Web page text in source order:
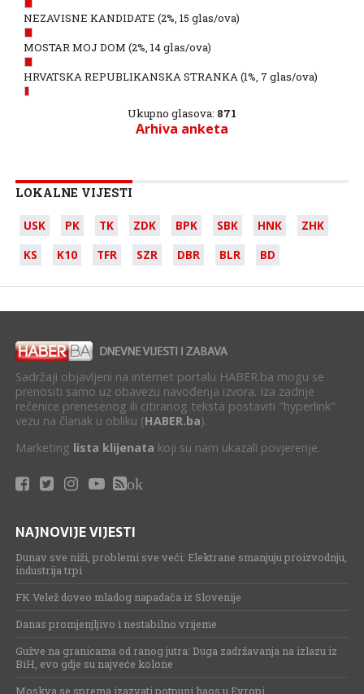
NEZAVISNE KANDIDATE (2%, 15 glas/ova)
MOSTAR MOJ DOM (2%, 14 glas/ova)
HRVATSKA REPUBLIKANSKA STRANKA(1%, 7 glas/ova)
Ukupno glasova: 871
Arhiva anketa
LOKALNE VIJESTI
USK PK TK ZDK BPK SBK HNK
ZHK
KS
K10 TFR SZR DBR BLR BD
Sadržaji objavljeni na internet portalu HABER.ba mogu se
prenositi samo uz obavezu navođenja izvora. Iza zadnje
rečenice prenesenog ili citiranog teksta postaviti "hyperlink"
vezu na članak u obliku (HABER.ba).
Marketing lista klijenata koji su nam ukazali povjerenje.
ok
NAJNOVIJE VIJESTI
Dunav sve niži, problemi sve veći: Elektrane smanjuju proizvodnju,
industrija trpi
FK Velež doveo mladog napadača iz Slovenije
Danas promjenjljivo i nestabilno vrijeme
Gužve na granicama od ranog jutra: Duga zadržavanja na izlazu iz
BiH, evo gdje su najveće kolone
Moskva se sprema izazvati potpuni haos u Evropi